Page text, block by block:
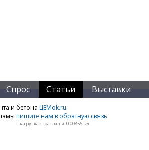
Спрос Статьи Выставки
и бетона ЦЕМok.ru
пишите нам в обратную связь
загрузка страницы: 0.00856 sec